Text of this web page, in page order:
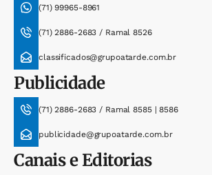
(71) 99965-8961
(71) 2886-2683 / Ramal 8526
classificados@grupoatarde.com.br
Publicidade
(71) 2886-2683 / Ramal 8585 | 8586
publicidade@grupoatarde.com.br
Canais e Editorias